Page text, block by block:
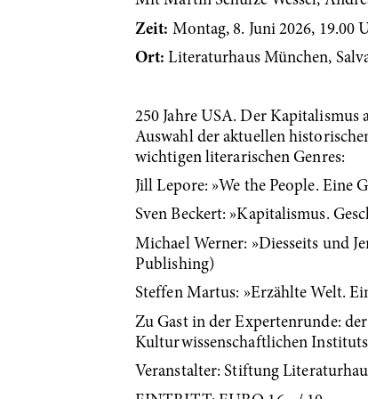
Zeit: Montag, 8. Juni 2026, 19.00
Ort: Literaturhaus München,
250 Jahre USA. Der
Auswahl der aktuellen
wichtigen literarischen Genres:
Jill Lepore: »We the People. Eine
Sven Beckert: »Kapitalismus.
Michael Werner: »Diesseits und
Publishing)
Steffen Martus: »Erzählte Welt.
Zu Gast in der Expertenrunde:
Kulturwissenschaftlichen Instituts
Veranstalter: Stiftung